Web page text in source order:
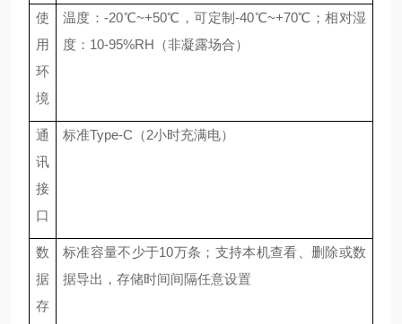
使
用
环
境
温度 ：-20℃~+50℃ ，可定制-40℃~+70℃ ； 相对湿
度： 10-95%RH （非凝露场合）
通
讯
接
口
标准Type-C（2小时充满电）
数
据
存
标准容量不少于10万条；支持本机查看、删除或数
据导出，存储时间间隔任意设置